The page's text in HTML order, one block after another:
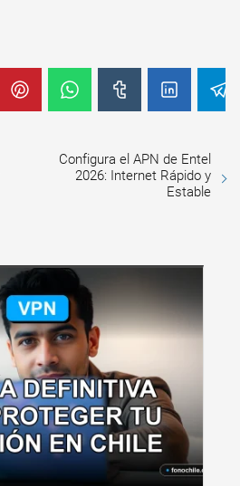
Configura el APN de Entel
2026: Internet Rápido y
Estable